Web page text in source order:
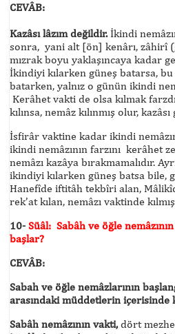
CEVÂB:
Kazâsı lâzım değildir. İkindi
sonra, yani alt [ön] kenârı, zâhirî
mızrak boyu yaklaşıncaya kadar
İkindiyi kılarken güneş batarsa,
batarken, yalnız o günün ikindi
Kerâhet vakti de olsa kılmak
kılınsa, nemâz kılınmış olur,
İsfirâr vaktine kadar ikindi
ikindi nemâzının farzını kerâhet
nemâzı kazâya bırakmamalıdır.
ikindiyi kılarken güneş batsa bile,
Hanefîde iftitâh tekbîri alan,
rek’at kılan, nemâzı vaktinde
10-Süâl: Sabâh ve öğle
başlar?
CEVÂB:
Sabah ve öğle nemâzlarının
arasındaki müddetlerin içerisinde
Sabâh nemâzının vakti,dört